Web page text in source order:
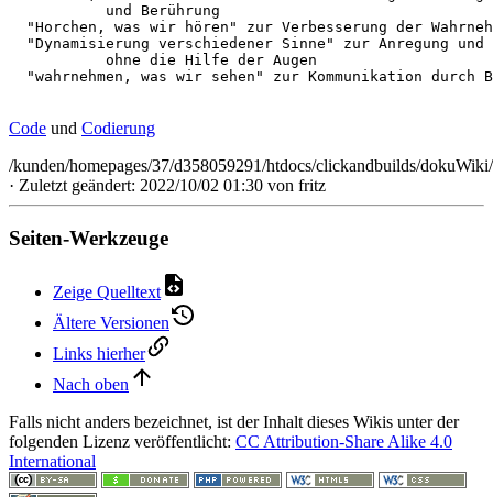
           und Berührung
"Horchen, was wir hören" zur Verbesserung der
"Dynamisierung verschiedener Sinne" zur Anregung
           ohne die Hilfe der Augen
"wahrnehmen, was wir sehen" zur Kommunikation durch
Code und Codierung
/kunden/homepages/37/d358059291/htdocs/clickandbuilds/
· Zuletzt geändert: 2022/10/02 01:30 von fritz
Seiten-Werkzeuge
Zeige Quelltext
Ältere Versionen
Links hierher
Nach oben
Falls nicht anders bezeichnet, ist der Inhalt dieses Wikis unter der
folgenden Lizenz veröffentlicht: CC Attribution-Share Alike 4.0
International